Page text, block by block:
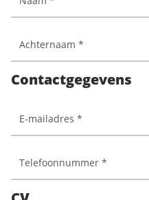
Contactgegevens